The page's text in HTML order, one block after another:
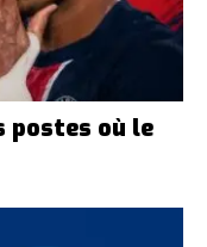
postes où le